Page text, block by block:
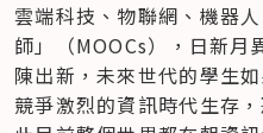
雲端科技、物聯網、機器
師」（MOOCs），日新月
陳出新，未來世代的學生
競爭激烈的資訊時代生存